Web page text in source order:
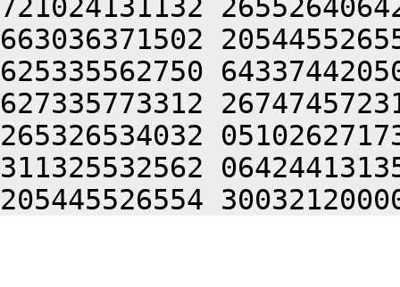
721024131132
663036371502
625335562750
627335773312
265326534032
311325532562
205445526554